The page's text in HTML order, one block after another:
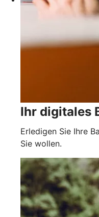
Ihr digitales
Erledigen Sie Ihre
Sie wollen.